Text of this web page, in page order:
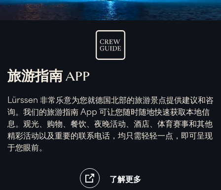
旅游指南 APP
Lürssen 非常乐意为您就德国北部的旅游景点提供建议和咨
询。我们的旅游指南 App 可让您随时随地快速获取本地信
息。观光、购物、餐饮、夜晚活动、酒店、体育赛事和其他
精彩活动以及重要的联系电话，均只需轻轻一点，即可呈现
于您眼前。
了解更多